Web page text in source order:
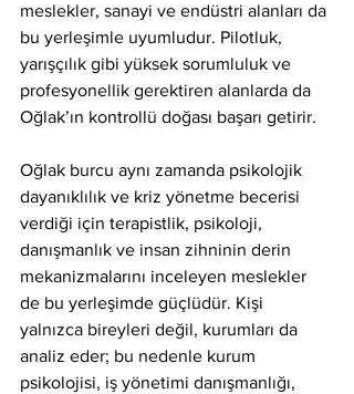
meslekler, sanayi ve endüstri alanları da
bu yerleşimle uyumludur. Pilotluk,
yarışçılık gibi yüksek sorumluluk ve
profesyonellik gerektiren alanlarda da
Oğlak’ın kontrollü doğası başarı getirir.
Oğlak burcu aynı zamanda psikolojik
dayanıklılık ve kriz yönetme becerisi
verdiği için terapistlik, psikoloji,
danışmanlık ve insan zihninin derin
mekanizmalarını inceleyen meslekler
de bu yerleşimde güçlüdür. Kişi
yalnızca bireyleri değil, kurumları da
analiz eder; bu nedenle kurum
psikolojisi, iş yönetimi danışmanlığı,